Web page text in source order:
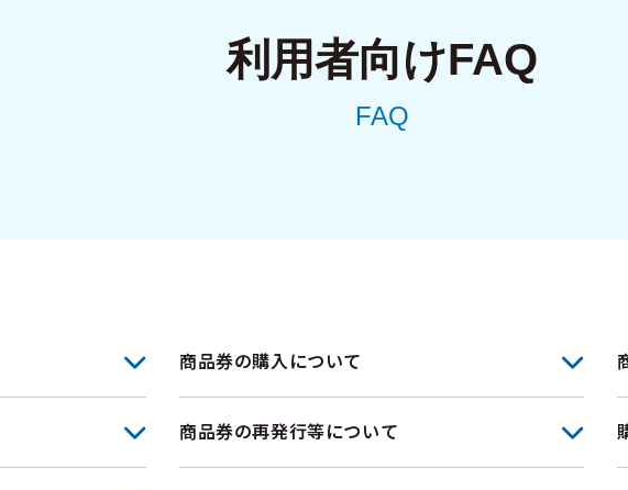
利用者向けFAQ
FAQ
商品券の購入について
商品券の再発行等について